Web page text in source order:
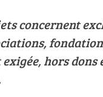
concernent
hors dons